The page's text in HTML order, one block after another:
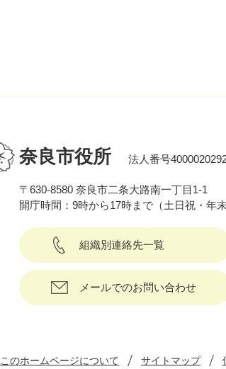
奈良市役所 法人番号
〒630-8580 奈良市二条大路南一丁目1-1
開庁時間：9時から17時まで（土日祝・年
組織別連絡先一覧
メールでのお問い合わせ
このホームページについて サイトマップ